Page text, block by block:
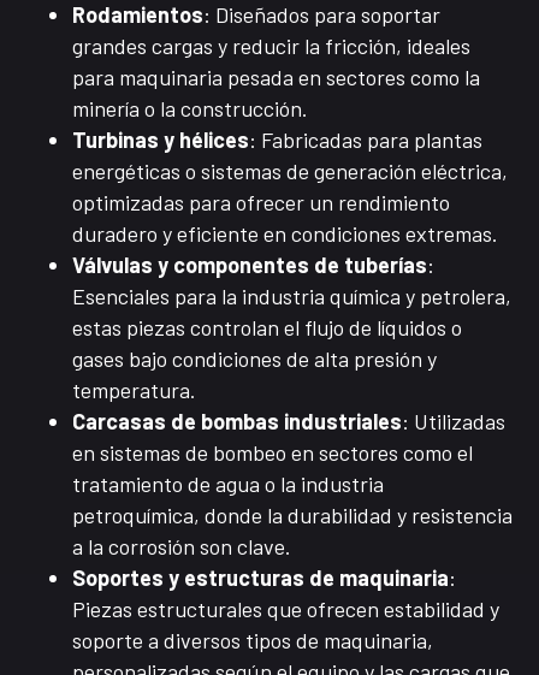
Rodamientos: Diseñados para soportar
grandes cargas y reducir la fricción, ideales
para maquinaria pesada en sectores como la
minería o la construcción.
Turbinas y hélices: Fabricadas para plantas
energéticas o sistemas de generación eléctrica,
optimizadas para ofrecer un rendimiento
duradero y eficiente en condiciones extremas.
Válvulas y componentes de tuberías:
Esenciales para la industria química y petrolera,
estas piezas controlan el flujo de líquidos o
gases bajo condiciones de alta presión y
temperatura.
Carcasas de bombas industriales: Utilizadas
en sistemas de bombeo en sectores como el
tratamiento de agua o la industria
petroquímica, donde la durabilidad y resistencia
a la corrosión son clave.
Soportes y estructuras de maquinaria:
Piezas estructurales que ofrecen estabilidad y
soporte a diversos tipos de maquinaria,